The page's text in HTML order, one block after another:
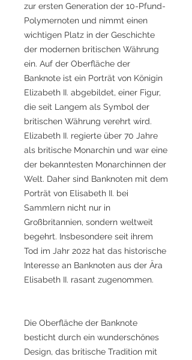
zur ersten Generation der 10-Pfund-
Polymernoten und nimmt einen
wichtigen Platz in der Geschichte
der modernen britischen Währung
ein. Auf der Oberfläche der
Banknote ist ein Porträt von Königin
Elizabeth II. abgebildet, einer Figur,
die seit Langem als Symbol der
britischen Währung verehrt wird.
Elizabeth II. regierte über 70 Jahre
als britische Monarchin und war eine
der bekanntesten Monarchinnen der
Welt. Daher sind Banknoten mit dem
Porträt von Elisabeth II. bei
Sammlern nicht nur in
Großbritannien, sondern weltweit
begehrt. Insbesondere seit ihrem
Tod im Jahr 2022 hat das historische
Interesse an Banknoten aus der Ära
Elisabeth II. rasant zugenommen.
Die Oberfläche der Banknote
besticht durch ein wunderschönes
Design, das britische Tradition mit